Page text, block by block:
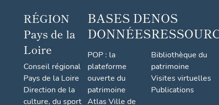
RÉGION
Pays de la
Loire
Conseil régional
Pays de la Loire
Direction de la
culture, du sport
BASES DE
DONNÉES
POP : la
plateforme
ouverte du
patrimoine
Atlas Ville de
NOS
Bibliothèque du
patrimoine
Visites virtuelles
Publications